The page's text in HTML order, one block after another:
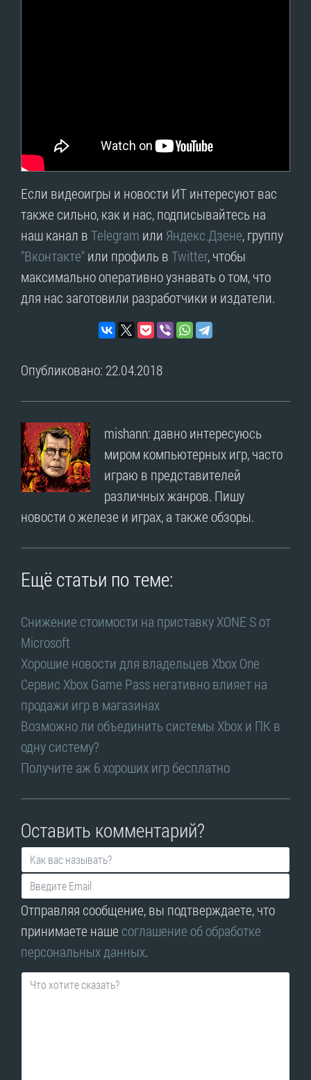
Если видеоигры и новости ИТ интересуют вас
также сильно, как и нас, подписывайтесь на
наш канал вTelegram или Яндекс.Дзене, группу
"Вконтакте"или профиль вTwitter, чтобы
максимально оперативно узнавать о том, что
для нас заготовили разработчики и издатели.
Опубликовано: 22.04.2018
mishann: давно интересуюсь
миром компьютерных игр, часто
играю в представителей
различных жанров. Пишу
новости о железе и играх, а также обзоры.
Ещё статьи по теме:
Снижение стоимости на приставку XONE S от
Microsoft
Хорошие новости для владельцев Xbox One
Сервис Xbox Game Pass негативно влияет на
продажи игр в магазинах
Возможно ли объединить системы Xbox и ПК в
одну систему?
Получите аж 6 хороших игр бесплатно
Оставить комментарий?
Отправляя сообщение, вы подтверждаете, что
принимаете наше соглашение об обработке
персональных данных.